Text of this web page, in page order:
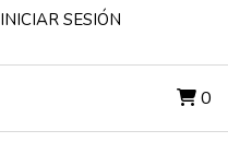
INICIAR SESIÓN
0